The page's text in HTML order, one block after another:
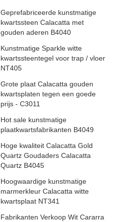
Geprefabriceerde kunstmatige
kwartssteen Calacatta met
gouden aderen B4040
Kunstmatige Sparkle witte
kwartssteentegel voor trap / vloer
NT405
Grote plaat Calacatta gouden
kwartsplaten tegen een goede
prijs - C3011
Hot sale kunstmatige
plaatkwartsfabrikanten B4049
Hoge kwaliteit Calacatta Gold
Quartz Goudaders Calacatta
Quartz B4045
Hoogwaardige kunstmatige
marmerkleur Calacatta witte
kwartsplaat NT341
Fabrikanten Verkoop Wit Cararra